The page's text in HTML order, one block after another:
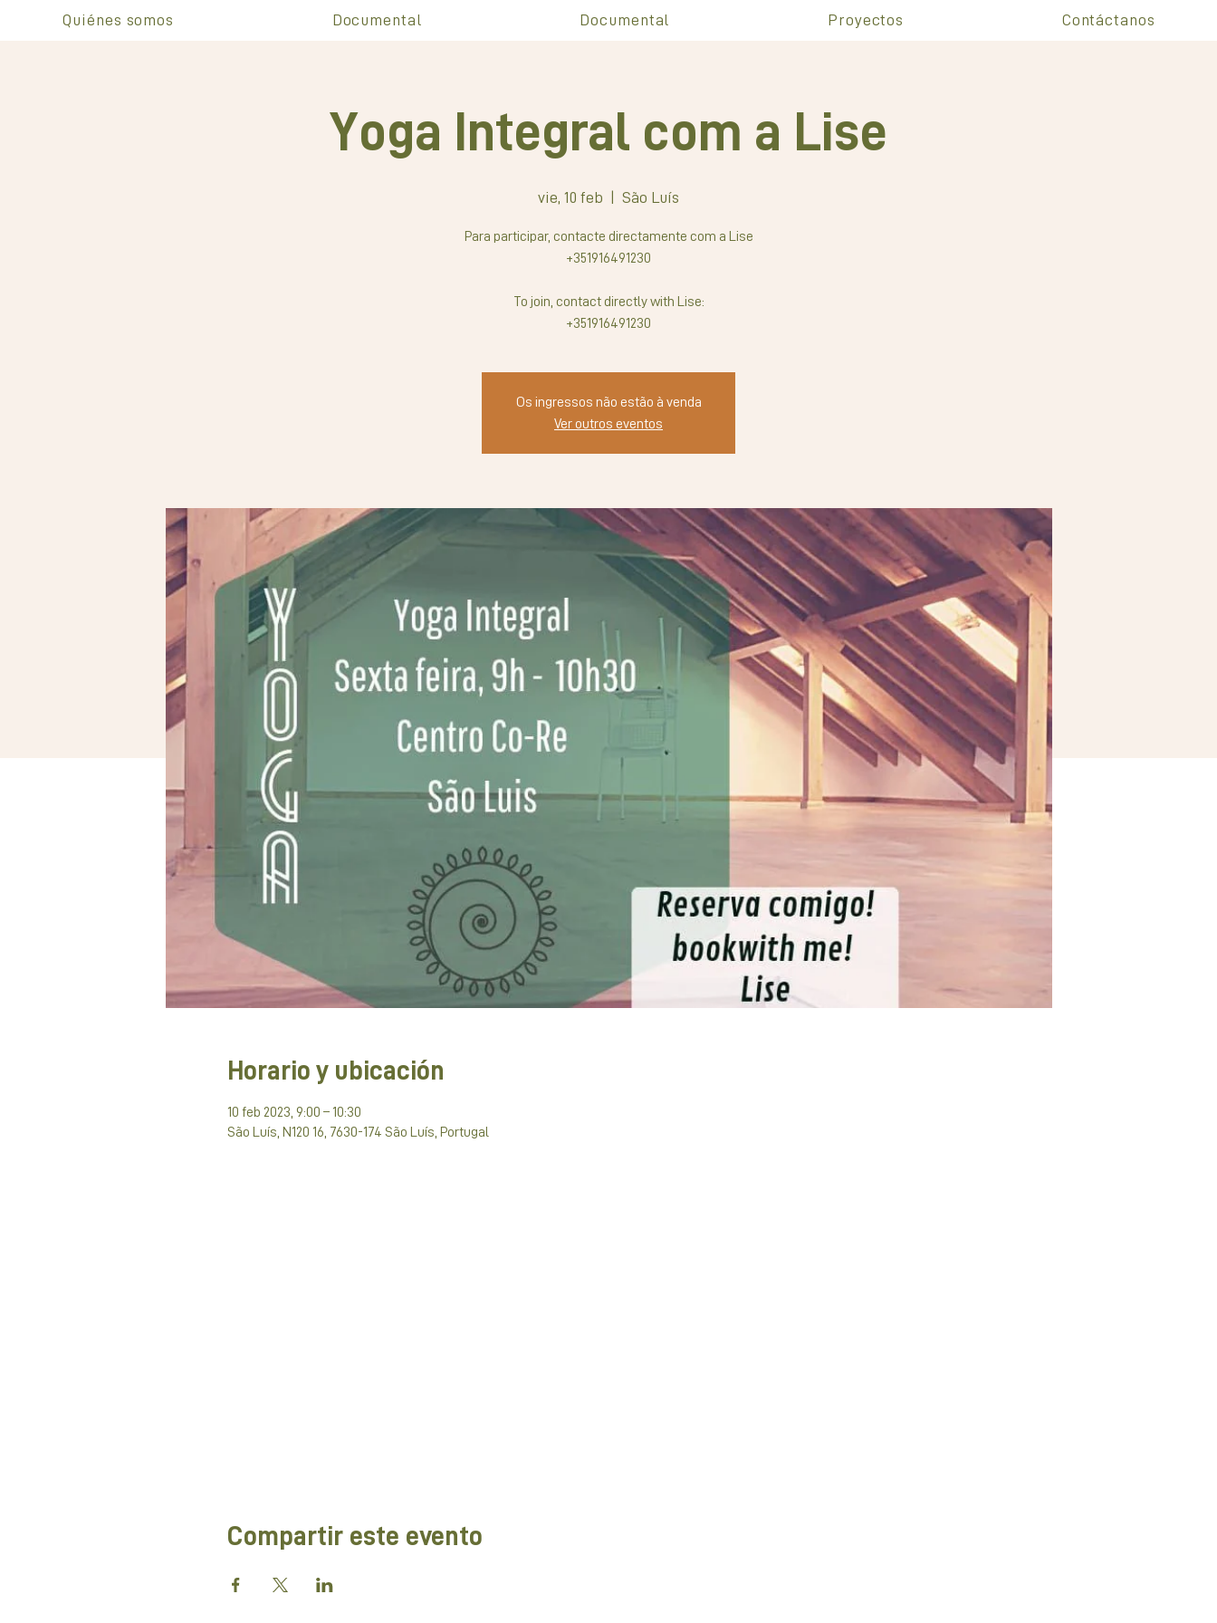
Quiénes somos Documental Documental Proyectos Contáctanos
Yoga Integral com a Lise
vie, 10 feb São Luís
Para participar, contacte directamente com a Lise
+351916491230
To join, contact directly with Lise:
+351916491230
Os ingressos não estão à venda
Ver outros eventos
Horario y ubicación
10 feb 2023, 9:00 – 10:30
São Luís, N120 16, 7630-174 São Luís, Portugal
Compartir este evento